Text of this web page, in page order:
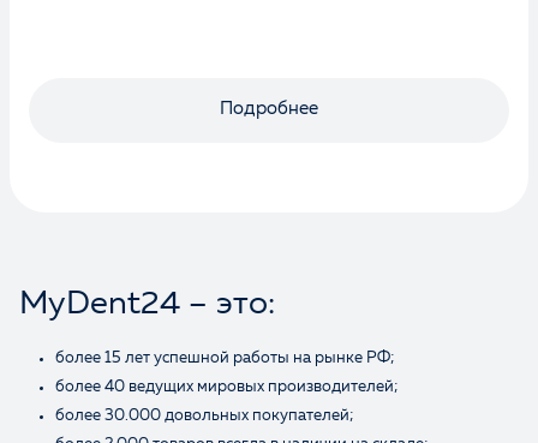
Подробнее
MyDent24 – это:
более 15 лет успешной работы на рынке РФ;
более 40 ведущих мировых производителей;
более 30.000 довольных покупателей;